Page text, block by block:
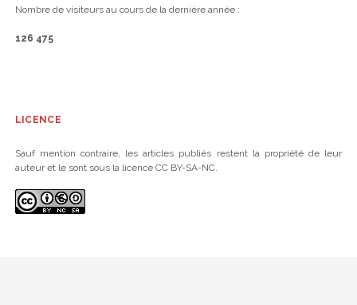
Nombre de visiteurs au cours de la dernière année :
126 475
LICENCE
Sauf mention contraire, les articles publiés restent la propriété de leur
auteur et le sont sous la licence CC BY-SA-NC.